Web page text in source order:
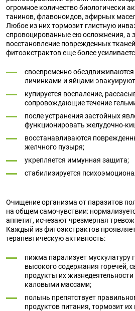
огромное количество биологически
танинов, флавоноидов, эфирных
Любое из них тормозит глистную
спровоцированные ею осложнения, а
восстановление поврежденных
фитоэкстрактов еще более
своевременно обездвиживаются
личинками и яйцами
купируется воспаление,
сопровождающие течение
после устранения застойных
функционировать желудочно-
восстанавливаются
желчного пузыря;
укрепляется иммунная защита;
стабилизируется
Очищение организма от паразитов
на общем самочувствии:
аппетит, исчезают чрезмерная
Каждый из фитоэкстрактов
терапевтическую активность:
пижма парализует мускулатуру
высокого содержания горечей,
продукты их
каловыми массами;
полынь препятствует
продуктов питания, тормозит